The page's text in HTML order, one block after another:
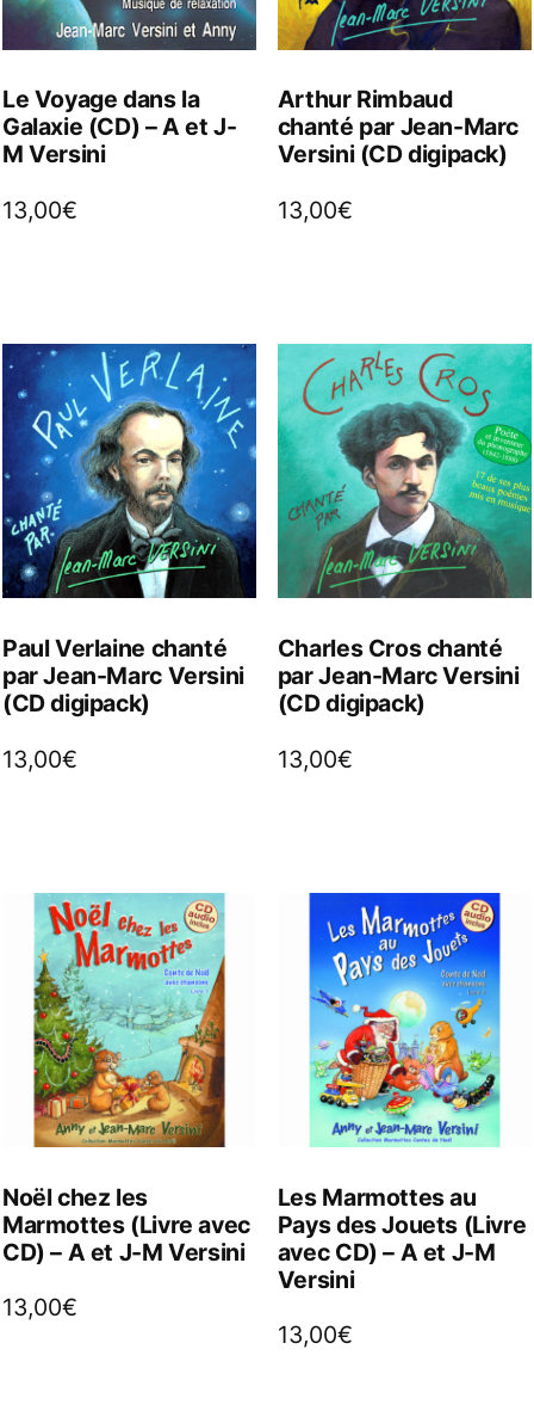
Le Voyage dans la
Galaxie (CD) – A et J-
M Versini
13,00€
Arthur Rimbaud
chanté par Jean-Marc
Versini (CD digipack)
13,00€
Paul Verlaine chanté
par Jean-Marc Versini
(CD digipack)
13,00€
Charles Cros chanté
par Jean-Marc Versini
(CD digipack)
13,00€
Noël chez les
Marmottes (Livre avec
CD) – A et J-M Versini
13,00€
Les Marmottes au
Pays des Jouets (Livre
avec CD) – A et J-M
Versini
13,00€